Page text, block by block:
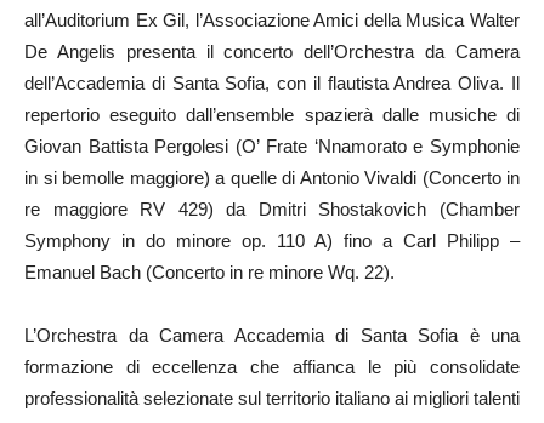
all’Auditorium Ex Gil, l’Associazione Amici della Musica Walter
De Angelis presenta il concerto dell’Orchestra da Camera
dell’Accademia di Santa Sofia, con il flautista Andrea Oliva. Il
repertorio eseguito dall’ensemble spazierà dalle musiche di
Giovan Battista Pergolesi (O’ Frate ‘Nnamorato e Symphonie
in si bemolle maggiore) a quelle di Antonio Vivaldi (Concerto in
re maggiore RV 429) da Dmitri Shostakovich (Chamber
Symphony in do minore op. 110 A) fino a Carl Philipp –
Emanuel Bach (Concerto in re minore Wq. 22).
L’Orchestra da Camera Accademia di Santa Sofia è una
formazione di eccellenza che affianca le più consolidate
professionalità selezionate sul territorio italiano ai migliori talenti